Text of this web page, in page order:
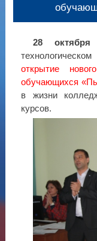
28
открытие
обучающихся
в жизни
курсов.